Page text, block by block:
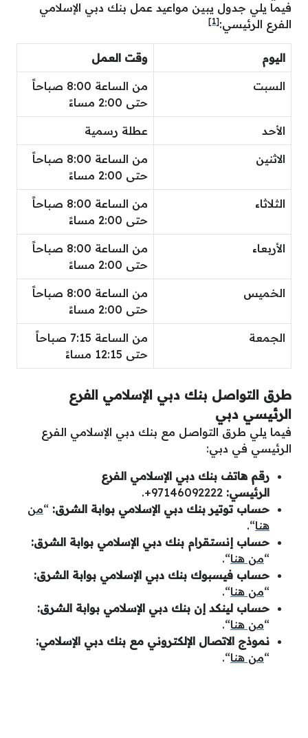
فيما يلي جدول يبين مواعيد عمل بنك دبي الإسلامي
الفرع الرئيسي:[1]
اليوم وقت العمل
السبت
من الساعة 8:00 صباحاً
حتى 2:00 مساءً
الأحد عطلة رسمية
الاثنين
من الساعة 8:00 صباحاً
حتى 2:00 مساءً
الثلاثاء
من الساعة 8:00 صباحاً
حتى 2:00 مساءً
الأربعاء
من الساعة 8:00 صباحاً
حتى 2:00 مساءً
الخميس
من الساعة 8:00 صباحاً
حتى 2:00 مساءً
الجمعة
من الساعة 7:15 صباحاً
حتى 12:15 مساءً
طرق التواصل بنك دبي الإسلامي الفرع
الرئيسي دبي
فيما يلي طرق التواصل مع بنك دبي الإسلامي الفرع
الرئيسي في دبي:
رقم هاتف بنك دبي الإسلامي الفرع
الرئيسي:
+97146092222
.
حساب توتير بنك دبي الإسلامي بوابة الشرق: “من
هنا“.
حساب إنستقرام بنك دبي الإسلامي بوابة الشرق:
“من هنا“.
حساب فيسبوك بنك دبي الإسلامي بوابة الشرق:
“من هنا“.
حساب لينكد إن بنك دبي الإسلامي بوابة الشرق:
“من هنا“.
نموذج الاتصال الإلكتروني مع بنك دبي الإسلامي:
“من هنا“.